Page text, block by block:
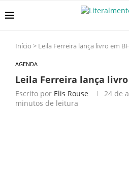
Início > Leila Ferreira lança livro em
AGENDA
Leila Ferreira lança livro
Escrito por Elis Rouse 24 de
minutos de leitura